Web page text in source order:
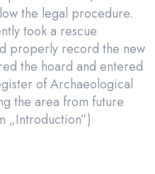
the legal procedure.
took a rescue
properly record the new
the hoard and entered
of Archaeological
the area from future
„Introduction”)